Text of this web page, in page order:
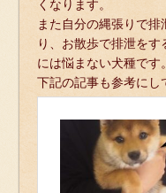
くなります。
また自分の縄張りで
り、お散歩で排泄を
には悩まない犬種です。
下記の記事も参考にし